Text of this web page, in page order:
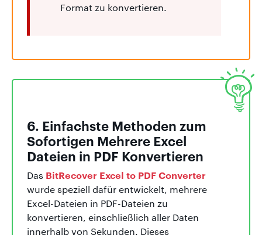
Format zu konvertieren.
6. Einfachste Methoden zum
Sofortigen Mehrere Excel
Dateien in PDF Konvertieren
Das BitRecover Excel to PDF Converter
wurde speziell dafür entwickelt, mehrere
Excel-Dateien in PDF-Dateien zu
konvertieren, einschließlich aller Daten
innerhalb von Sekunden. Dieses